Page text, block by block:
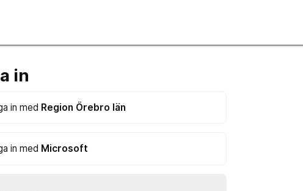
in
in med Region Örebro län
in med Microsoft